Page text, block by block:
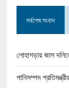
সর্বশেষ সংবাদ
লোহাগড়ায় জাল
পানিসম্পদ